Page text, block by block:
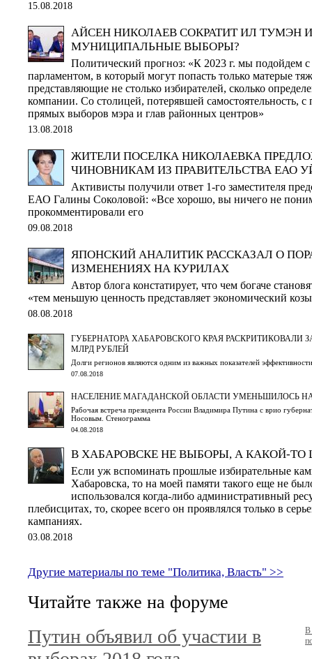
15.08.2018
АЙСЕН НИКОЛАЕВ СОКРАТИТ ИЛ ТУМЭН
МУНИЦИПАЛЬНЫЕ ВЫБОРЫ?
Политический прогноз: «К 2023 г. мы подойдем
парламентом, в который могут попасть только матерые
представляющие не столько избирателей, сколько
компании. Со столицей, потерявшей самостоятельность,
прямых выборов мэра и глав районных центров»
13.08.2018
ЖИТЕЛИ ПОСЕЛКА НИКОЛАЕВКА
ЧИНОВНИКАМ ИЗ ПРАВИТЕЛЬСТВА ЕАО
Активисты получили ответ 1-го заместителя
ЕАО Галины Соколовой: «Все хорошо, вы ничего не
прокомментировали его
09.08.2018
ЯПОНСКИЙ АНАЛИТИК РАССКАЗАЛ О
ИЗМЕНЕНИЯХ НА КУРИЛАХ
Автор блога констатирует, что чем богаче
«тем меньшую ценность представляет экономический
08.08.2018
ГУБЕРНАТОРА ХАБАРОВСКОГО КРАЯ РАСКРИТИКОВАЛИ
МЛРД РУБЛЕЙ
Долги регионов являются одним из важных показателей
07.08.2018
НАСЕЛЕНИЕ МАГАДАНСКОЙ ОБЛАСТИ УМЕНЬШИЛОСЬ
Рабочая встреча президента России Владимира Путина с врио
Носовым. Стенограмма
04.08.2018
В ХАБАРОВСКЕ НЕ ВЫБОРЫ, А КАКОЙ-ТО
Если уж вспоминать прошлые избирательные
Хабаровска, то на моей памяти такого еще не
использовался когда-либо административный
плебисцитах, то, скорее всего он проявлялся только в
кампаниях.
03.08.2018
Другие материалы по теме "Политика, Власть" >>
Читайте также на форуме
Путин объявил об участии в
В